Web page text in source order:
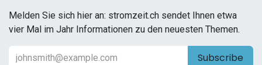
Melden Sie sich hier an: stromzeit.ch sendet Ihnen etwa
vier Mal im Jahr Informationen zu den neuesten Themen.
Subscribe